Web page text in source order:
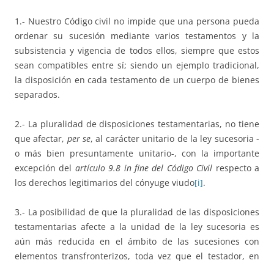
1.- Nuestro Código civil no impide que una persona pueda
ordenar su sucesión mediante varios testamentos y la
subsistencia y vigencia de todos ellos, siempre que estos
sean compatibles entre sí; siendo un ejemplo tradicional,
la disposición en cada testamento de un cuerpo de bienes
separados.
2.- La pluralidad de disposiciones testamentarias, no tiene
que afectar, per se, al carácter unitario de la ley sucesoria -
o más bien presuntamente unitario-, con la importante
excepción del artículo 9.8 in fine del Código Civil respecto a
los derechos legitimarios del cónyuge viudo[i].
3.- La posibilidad de que la pluralidad de las disposiciones
testamentarias afecte a la unidad de la ley sucesoria es
aún más reducida en el ámbito de las sucesiones con
elementos transfronterizos, toda vez que el testador, en